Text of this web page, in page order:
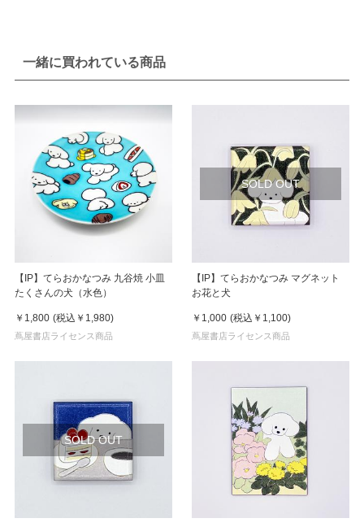
一緒に買われている商品
【IP】てらおかなつみ 九谷焼 小皿
たくさんの犬（水色）
￥1,800 (税込 ￥1,980)
蔦屋書店ライセンス商品
SOLD OUT
【IP】てらおかなつみ マグネット
お花と犬
￥1,000 (税込 ￥1,100)
蔦屋書店ライセンス商品
SOLD OUT